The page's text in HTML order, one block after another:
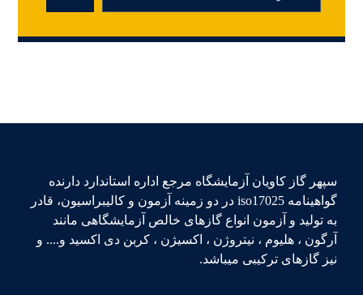
سپهر گاز کاویان آزمایشگاه مرجع اداره استاندارد دارنده
گواهینامه iso17025 در دو زمینه آزمون و کالیبراسیون، قادر
به تولید و آزمون انواع گازهای خالص آزمایشگاهی مانند
آرگون ، هلیوم ، نیتروژن ، اکسیژن ، کربن دی اکسید و.... و
نیز گازهای ترکیبی میباشد.